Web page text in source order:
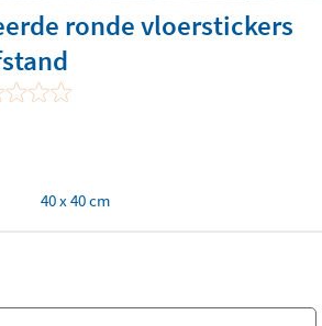
ronde vloerstickers
40 x 40 cm